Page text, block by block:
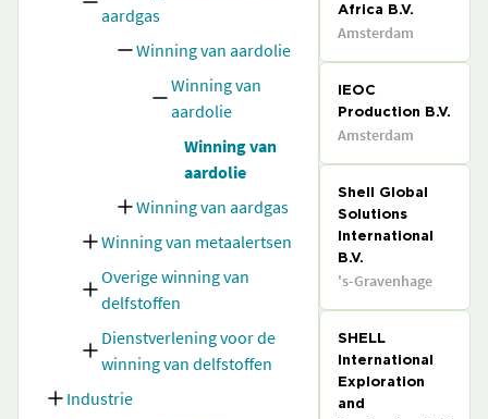
aardgas
Winning van aardolie
Winning van
aardolie
Winning van
aardolie
Winning van aardgas
Winning van metaalertsen
Overige winning van
delfstoffen
Dienstverlening voor de
winning van delfstoffen
Industrie
Africa B.V.
Amsterdam
IEOC
Production B.V.
Amsterdam
Shell Global
Solutions
International
B.V.
's-Gravenhage
SHELL
International
Exploration
and